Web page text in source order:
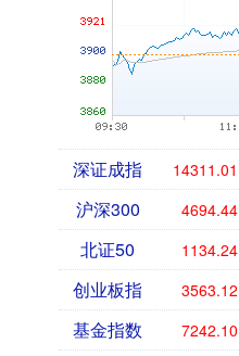
深证成指 14311.01
沪深300 4694.44
北证50 1134.24
创业板指 3563.12
基金指数 7242.10